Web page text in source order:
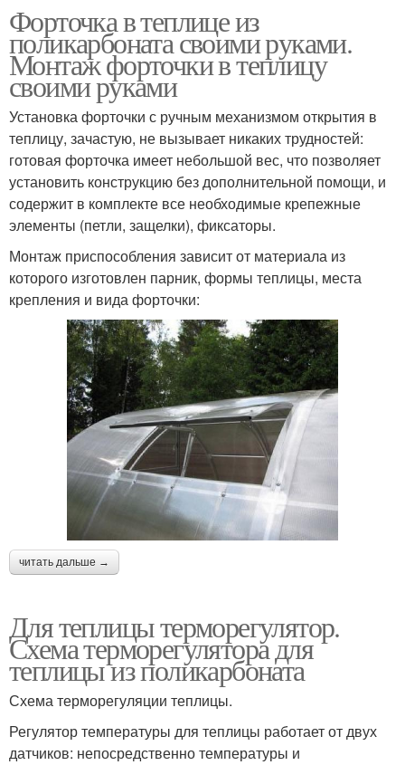
Форточка в теплице из
поликарбоната своими руками.
Монтаж форточки в теплицу
своими руками
Установка форточки с ручным механизмом открытия в
теплицу, зачастую, не вызывает никаких трудностей:
готовая форточка имеет небольшой вес, что позволяет
установить конструкцию без дополнительной помощи, и
содержит в комплекте все необходимые крепежные
элементы (петли, защелки), фиксаторы.
Монтаж приспособления зависит от материала из
которого изготовлен парник, формы теплицы, места
крепления и вида форточки:
читать дальше →
Для теплицы терморегулятор.
Схема терморегулятора для
теплицы из поликарбоната
Схема терморегуляции теплицы.
Регулятор температуры для теплицы работает от двух
датчиков: непосредственно температуры и